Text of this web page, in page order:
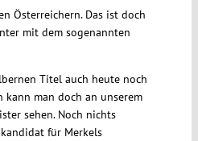
Österreichern. Das ist doch
mit dem sogenannten
Titel auch heute noch
kann man doch an unserem
sehen. Noch nichts
für Merkels